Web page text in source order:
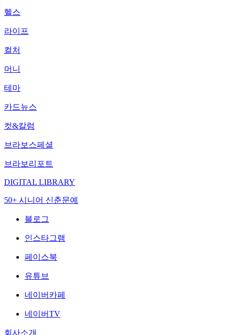
헬스
라이프
컬처
머니
테마
카드뉴스
컷&칼럼
브라보스페셜
브라보리포트
DIGITAL LIBRARY
50+ 시니어 신춘문예
블로그
인스타그램
페이스북
유튜브
네이버카페
네이버TV
회사소개